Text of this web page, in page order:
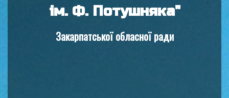
ім. Ф. Потушняка"
Закарпатської обласної ради